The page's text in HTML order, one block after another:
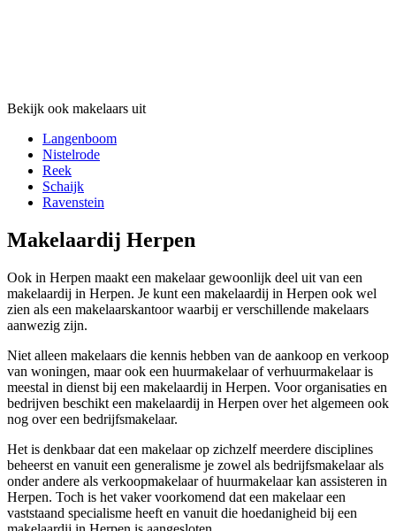
Bekijk ook makelaars uit
Langenboom
Nistelrode
Reek
Schaijk
Ravenstein
Makelaardij Herpen
Ook in Herpen maakt een makelaar gewoonlijk deel uit van een
makelaardij in Herpen. Je kunt een makelaardij in Herpen ook wel
zien als een makelaarskantoor waarbij er verschillende makelaars
aanwezig zijn.
Niet alleen makelaars die kennis hebben van de aankoop en verkoop
van woningen, maar ook een huurmakelaar of verhuurmakelaar is
meestal in dienst bij een makelaardij in Herpen. Voor organisaties en
bedrijven beschikt een makelaardij in Herpen over het algemeen ook
nog over een bedrijfsmakelaar.
Het is denkbaar dat een makelaar op zichzelf meerdere disciplines
beheerst en vanuit een generalisme je zowel als bedrijfsmakelaar als
onder andere als verkoopmakelaar of huurmakelaar kan assisteren in
Herpen. Toch is het vaker voorkomend dat een makelaar een
vaststaand specialisme heeft en vanuit die hoedanigheid bij een